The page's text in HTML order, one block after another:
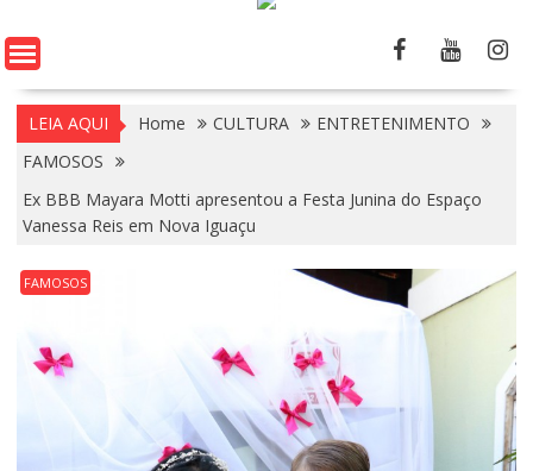
LEIA AQUI Home CULTURA
ENTRETENIMENTO
FAMOSOS
Ex BBB Mayara Motti apresentou a Festa Junina do Espaço
Vanessa Reis em Nova Iguaçu
FAMOSOS